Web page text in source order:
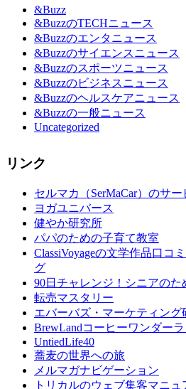
&Buzz
&BuzzのTECHニュース
&Buzzのエンタニュース
&Buzzのサイエンスニュース
&Buzzのスポーツニュース
&Buzzのビジネスニュース
&Buzzのヘルスケアニュース
&Buzzの一般ニュース
Uncategorized
リンク
セルマカ（SerMaCar）のサ
ヨガユニバース
健やか研究所
パパのための子育て教室
ClassiVoyageの文学作品口コ
グ
90日チャレンジ！シニアのた
転売マスタリー
エバーバズ・マーケティング
BrewLandコーヒーワンダーラ
UntiedLife40
蕎麦の世界への旅
メルマガナビゲーション
トリカルのウェブ集客マニュ